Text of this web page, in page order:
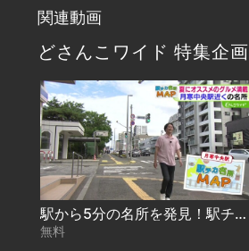
関連動画
どさんこワイド 特集企画
駅から5分の名所を発見！駅チカ名所MAP〜月寒中央駅 2026-08-05
無料